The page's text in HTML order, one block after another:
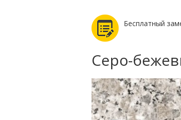
Бесплатный
Серо-